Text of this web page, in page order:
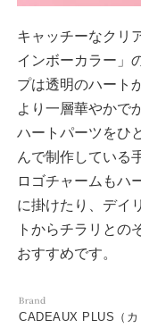
キャッチーなクリ
インボーカラー」
プは透明のハート
より一層華やかで
ハートパーツをひ
んで制作している
ロゴチャームもハ
に掛けたり、デイ
トからチラリとの
おすすめです。
CADEAUX PLUS（カ